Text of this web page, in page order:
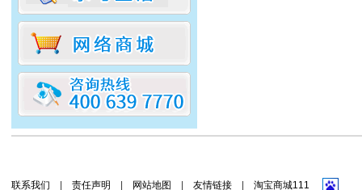
联系我们 责任声明 网站地图 友情链接 淘宝商城111